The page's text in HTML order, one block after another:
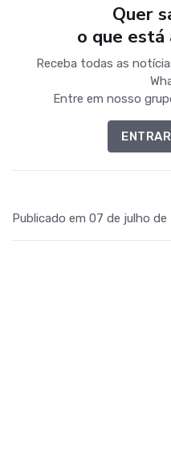
Quer
o que está
Receba todas as
Entre em nosso
Publicado em 07 de julho de